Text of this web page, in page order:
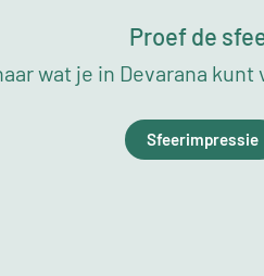
Proef de
wat je in Devarana
Sfeerimpressie